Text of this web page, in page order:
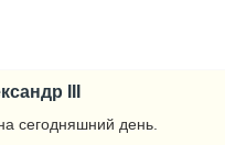
III
сегодняшний день.